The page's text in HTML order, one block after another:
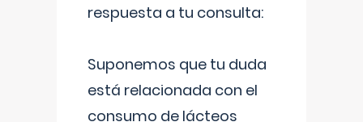
respuesta a tu consulta:
Suponemos que tu duda
está relacionada con el
consumo de lácteos